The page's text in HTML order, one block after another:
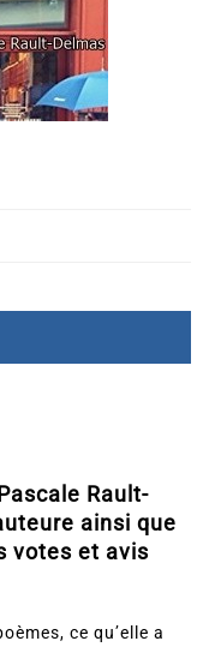
Rault-
ainsi que
votes et avis
ce qu’elle a